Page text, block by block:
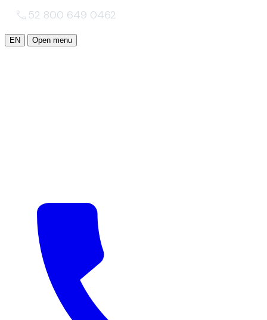
52 800 649 0462
EN Open menu